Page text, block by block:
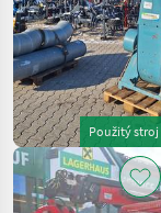
Marketplace
Použitý stroj